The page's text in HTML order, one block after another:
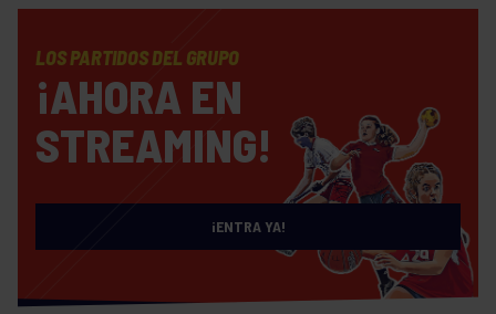
LOS PARTIDOS DEL GRUPO
¡AHORA EN
STREAMING!
¡ENTRA YA!